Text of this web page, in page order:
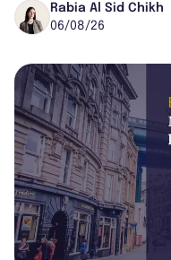
dans le centre du
Rabia Al Sid Chikh
06/08/26